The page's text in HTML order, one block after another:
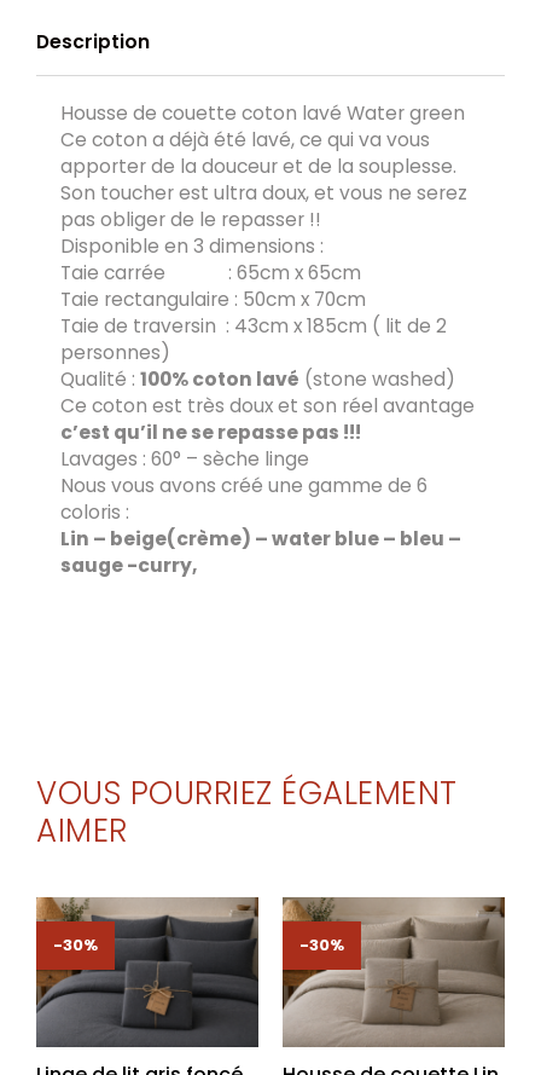
Description
Housse de couette coton lavé Water green
Ce coton a déjà été lavé, ce qui va vous
apporter de la douceur et de la souplesse.
Son toucher est ultra doux, et vous ne serez
pas obliger de le repasser !!
Disponible en 3 dimensions :
Taie carrée : 65cm x 65cm
Taie rectangulaire : 50cm x 70cm
Taie de traversin : 43cm x 185cm ( lit de 2
personnes)
Qualité : 100% coton lavé (stone washed)
Ce coton est très doux et son réel avantage
c’est qu’il ne se repasse pas !!!
Lavages : 60° – sèche linge
Nous vous avons créé une gamme de 6
coloris :
Lin – beige(crème) – water blue – bleu –
sauge -curry,
VOUS POURRIEZ ÉGALEMENT
AIMER
-30% -30%